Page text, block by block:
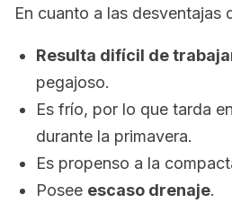
En cuanto a las desventajas
Resulta difícil de
pegajoso.
Es frío, por lo que tarda
durante la primavera.
Es propenso a la
Posee escaso drenaje.